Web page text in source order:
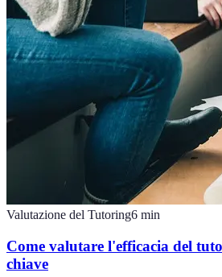
Valutazione del Tutoring6 min
Come valutare l'efficacia del
chiave